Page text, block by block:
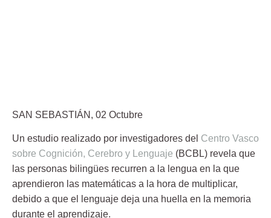
SAN SEBASTIÁN, 02 Octubre
Un estudio realizado por investigadores del Centro Vasco
sobre Cognición, Cerebro y Lenguaje (BCBL) revela que
las personas bilingües recurren a la lengua en la que
aprendieron las matemáticas a la hora de multiplicar,
debido a que el lenguaje deja una huella en la memoria
durante el aprendizaje.